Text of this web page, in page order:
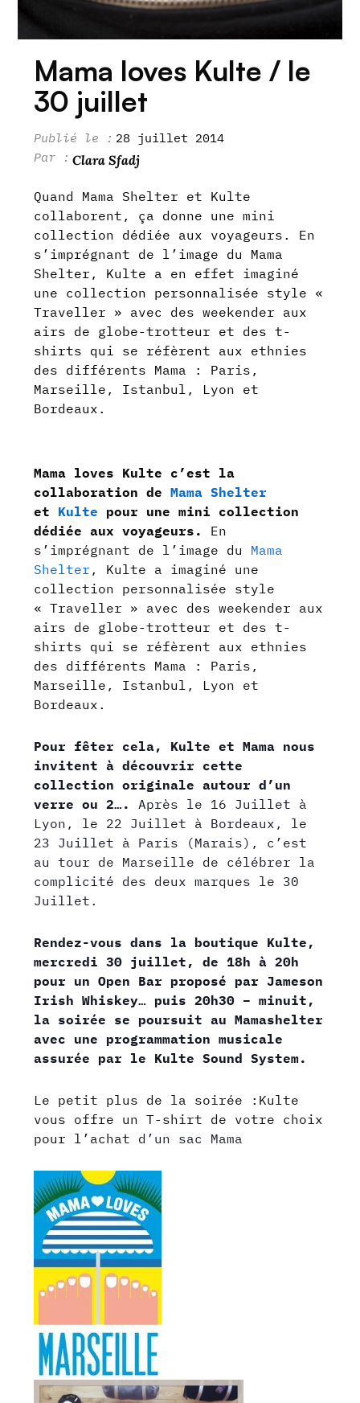
Mama loves Kulte / le
30 juillet
28 juillet 2014
Clara Sfadj
Quand Mama Shelter et Kulte
collaborent, ça donne une mini
collection dédiée aux voyageurs. En
s’imprégnant de l’image du Mama
Shelter, Kulte a en effet imaginé
une collection personnalisée style «
Traveller » avec des weekender aux
airs de globe-trotteur et des t-
shirts qui se réfèrent aux ethnies
des différents Mama : Paris,
Marseille, Istanbul, Lyon et
Bordeaux.
Mama loves Kulte c’est la
collaboration deMama Shelter
et Kulte pour une mini collection
dédiée aux voyageurs. En
s’imprégnant de l’image du Mama
Shelter , Kulte a imaginé une
collection personnalisée style
« Traveller » avec des weekender aux
airs de globe-trotteur et des t-
shirts qui se réfèrent aux ethnies
des différents Mama : Paris,
Marseille, Istanbul, Lyon et
Bordeaux.
Pour fêter cela, Kulte et Mama nous
invitent à découvrir cette
collection originale autour d’un
verre ou 2…. Après le 16 Juillet à
Lyon, le 22 Juillet à Bordeaux, le
23 Juillet à Paris (Marais), c’est
au tour de Marseille de célébrer la
complicité des deux marques le 30
Juillet.
Rendez-vous dans la boutique Kulte,
mercredi 30 juillet, de 18h à 20h
pour un Open Bar proposé par Jameson
Irish Whiskey… puis 20h30 – minuit,
la soirée se poursuit au Mamashelter
avec une programmation musicale
assurée par le Kulte Sound System.
Le petit plus de la soirée :Kulte
vous offre un T-shirt de votre choix
pour l’achat d’un sac Mama